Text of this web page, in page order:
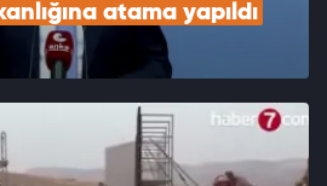
atama yapıldı